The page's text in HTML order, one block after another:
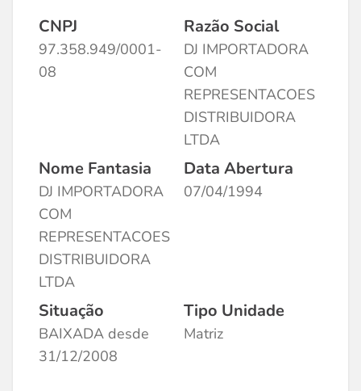
CNPJ
97.358.949/0001-
08
Razão Social
DJ IMPORTADORA
COM
REPRESENTACOES
DISTRIBUIDORA
LTDA
Nome Fantasia
DJ IMPORTADORA
COM
REPRESENTACOES
DISTRIBUIDORA
LTDA
Data Abertura
07/04/1994
Situação
BAIXADA desde
31/12/2008
Tipo Unidade
Matriz